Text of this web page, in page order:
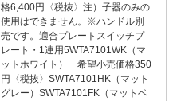
格6,400円〈税抜〉注）子器のみの
使用はできません。※ハンドル別
売です。適合プレートスイッチプ
レート・1連用5WTA7101WK（マ
ットホワイト） 希望小売価格350
円〈税抜〉SWTA7101HK（マット
グレー）SWTA7101FK（マットベ